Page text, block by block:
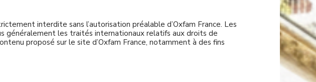
interdite sans l’autorisation préalable d’Oxfam France. Les
généralement les traités internationaux relatifs aux droits de
proposé sur le site d’Oxfam France, notamment à des fins